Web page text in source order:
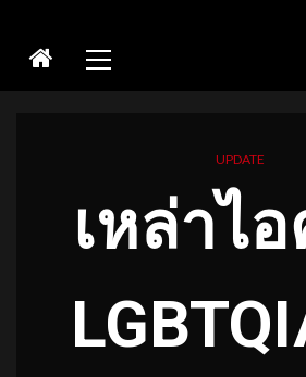
Menu
UPDATE
เหล่าไ